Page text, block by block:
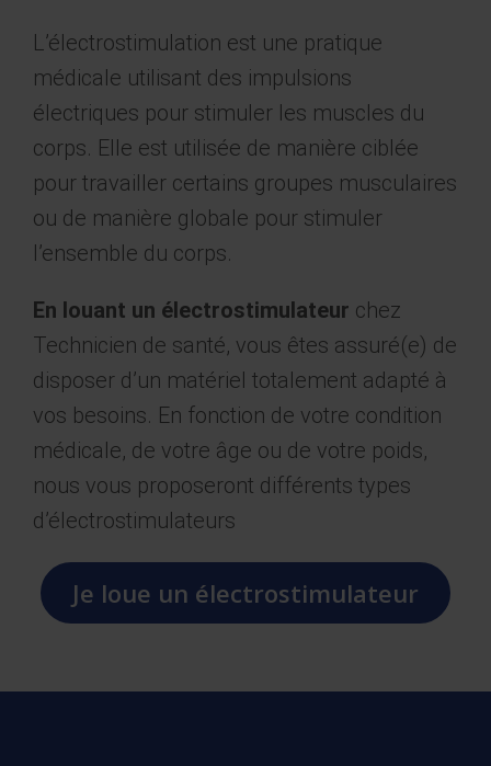
L’électrostimulation est une pratique
médicale utilisant des impulsions
électriques pour stimuler les muscles du
corps. Elle est utilisée de manière ciblée
pour travailler certains groupes musculaires
ou de manière globale pour stimuler
l’ensemble du corps.
En louant un électrostimulateur chez
Technicien de santé, vous êtes assuré(e) de
disposer d’un matériel totalement adapté à
vos besoins. En fonction de votre condition
médicale, de votre âge ou de votre poids,
nous vous proposeront différents types
d’électrostimulateurs
Je loue un électrostimulateur